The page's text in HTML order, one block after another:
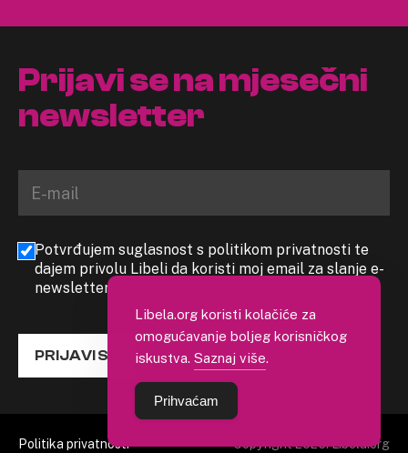
Prijavi se na mjesečni
newsletter
Potvrđujem suglasnost s politikom privatnosti te
dajem privolu Libeli da koristi moj email za slanje e-
newslettera
PRIJAVI SE
Politika privatnosti Copyright 2026. Libela.org
Libela.org koristi kolačiće za
omogućavanje boljeg korisničkog
iskustva. Saznaj više.
Prihvaćam